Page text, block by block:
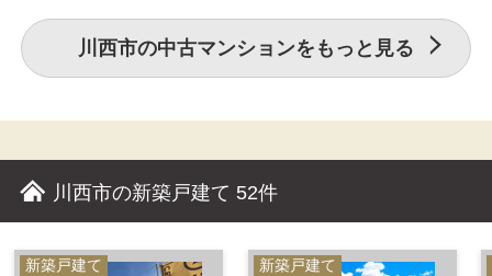
器・トイレ・シャワー付洗
面化粧台・建具新品、玄関
収納・キッチン収納新設、
フロア・フロアタイル・ク
ング。
室部分をペアガラス交換し
ております。3方角住戸の
ため、陽当たり・通風良好
川西市の中古マンションをもっと見る
川西市の新築戸建て 52件
新築戸建て 新築戸建て